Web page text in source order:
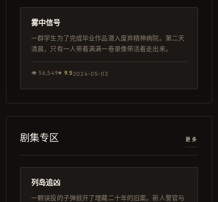
韩剧
雾中信号
一群学生为了完成毕业作品潜入废弃精神病院。第二天
清晨，只有一人带着满满一卷录像带活着走出来。
👁 56,549⭐ 9.52024-05-03
剧集专区 更多
高分
162分钟
列岛追凶
一颗误投的子弹掀开了埋藏二十年的旧案。新人警官与